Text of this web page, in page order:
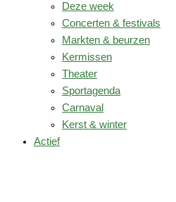
Deze week
Concerten & festivals
Markten & beurzen
Kermissen
Theater
Sportagenda
Carnaval
Kerst & winter
Actief